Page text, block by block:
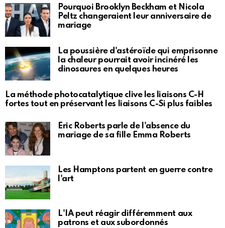
Pourquoi Brooklyn Beckham et Nicola
Peltz changeraient leur anniversaire de
mariage
La poussière d'astéroïde qui emprisonne
la chaleur pourrait avoir incinéré les
dinosaures en quelques heures
La méthode photocatalytique clive les liaisons C-H
fortes tout en préservant les liaisons C-Si plus faibles
Eric Roberts parle de l'absence du
mariage de sa fille Emma Roberts
Les Hamptons partent en guerre contre
l'art
L'IA peut réagir différemment aux
patrons et aux subordonnés